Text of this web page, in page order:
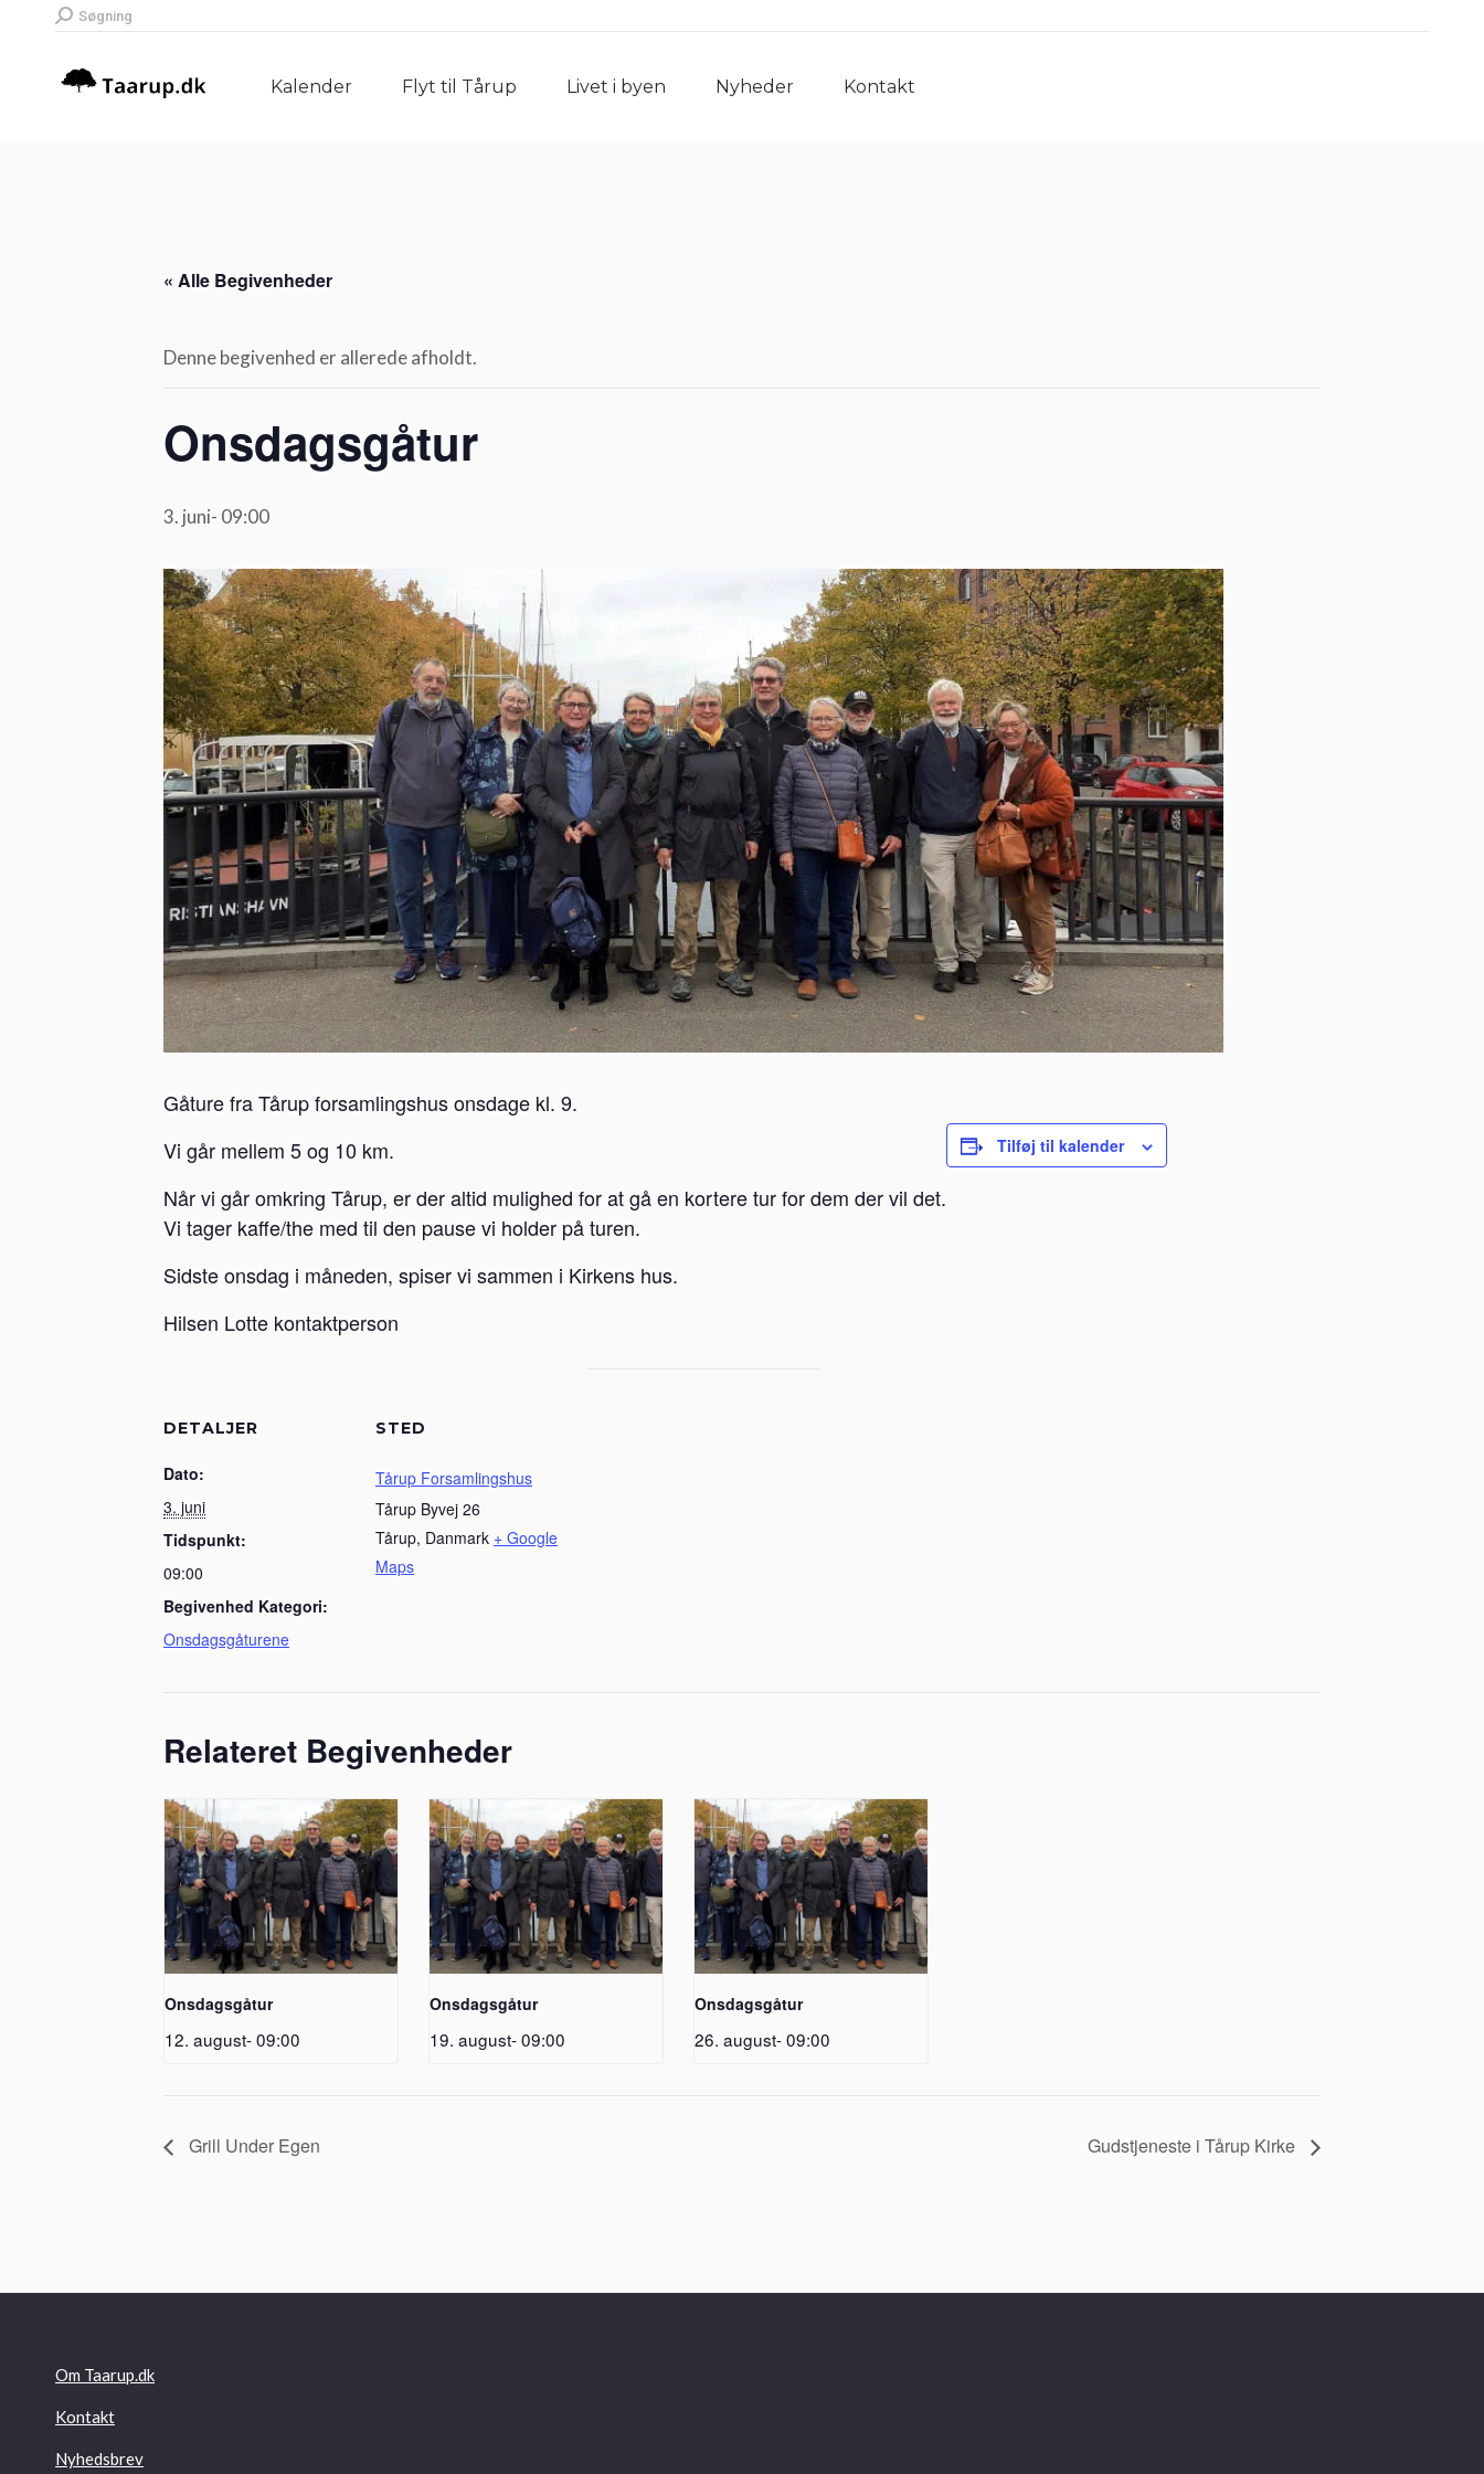
Search:
Søgning
Kalender Flyt til Tårup Livet i byen Nyheder Kontakt
« Alle Begivenheder
Denne begivenhed er allerede afholdt.
Onsdagsgåtur
3. juni- 09:00
Gåture fra Tårup forsamlingshus onsdage kl. 9.
Vi går mellem 5 og 10 km.
Når vi går omkring Tårup, er der altid mulighed for at gå en kortere tur for dem der vil det.
Vi tager kaffe/the med til den pause vi holder på turen.
Sidste onsdag i måneden, spiser vi sammen i Kirkens hus.
Hilsen Lotte kontaktperson
Tilføj til kalender
DETALJER
Dato:
3. juni
Tidspunkt:
09:00
Begivenhed Kategori:
Onsdagsgåturene
STED
Tårup Forsamlingshus
Tårup Byvej 26
Tårup, Danmark + Google
Maps
Relateret Begivenheder
Onsdagsgåtur
12. august- 09:00
Onsdagsgåtur
19. august- 09:00
Onsdagsgåtur
26. august- 09:00
Grill Under Egen Gudstjeneste i Tårup Kirke
Om Taarup.dk
Kontakt
Nyhedsbrev
Kalender Flyt til Tårup Livet i byen Nyheder Kontakt